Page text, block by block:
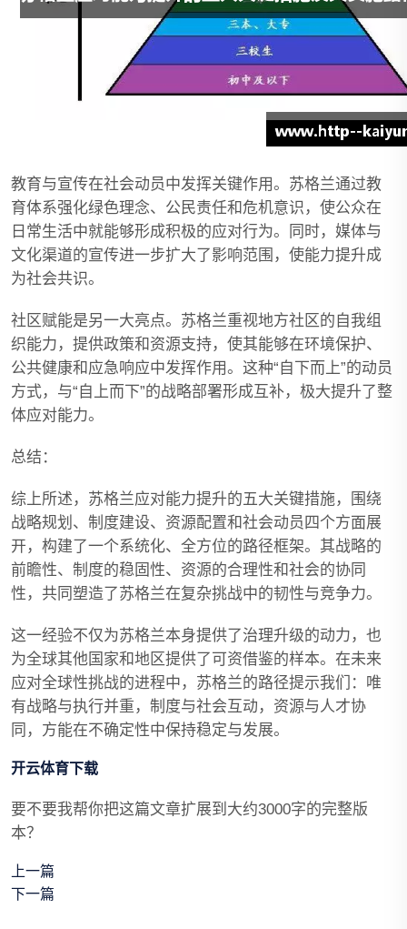
教育与宣传在社会动员中发挥关键作用。苏格兰通过教
育体系强化绿色理念、公民责任和危机意识，使公众在
日常生活中就能够形成积极的应对行为。同时，媒体与
文化渠道的宣传进一步扩大了影响范围，使能力提升成
为社会共识。
社区赋能是另一大亮点。苏格兰重视地方社区的自我组
织能力，提供政策和资源支持，使其能够在环境保护、
公共健康和应急响应中发挥作用。这种“自下而上”的动员
方式，与“自上而下”的战略部署形成互补，极大提升了整
体应对能力。
总结：
综上所述，苏格兰应对能力提升的五大关键措施，围绕
战略规划、制度建设、资源配置和社会动员四个方面展
开，构建了一个系统化、全方位的路径框架。其战略的
前瞻性、制度的稳固性、资源的合理性和社会的协同
性，共同塑造了苏格兰在复杂挑战中的韧性与竞争力。
这一经验不仅为苏格兰本身提供了治理升级的动力，也
为全球其他国家和地区提供了可资借鉴的样本。在未来
应对全球性挑战的进程中，苏格兰的路径提示我们：唯
有战略与执行并重，制度与社会互动，资源与人才协
同，方能在不确定性中保持稳定与发展。
开云体育下载
要不要我帮你把这篇文章扩展到大约3000字的完整版
本？
上一篇
下一篇